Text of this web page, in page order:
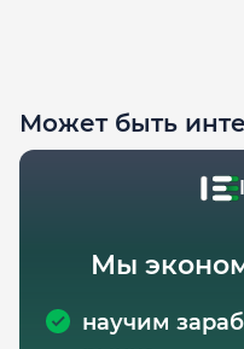
Может быть
Мы
научим